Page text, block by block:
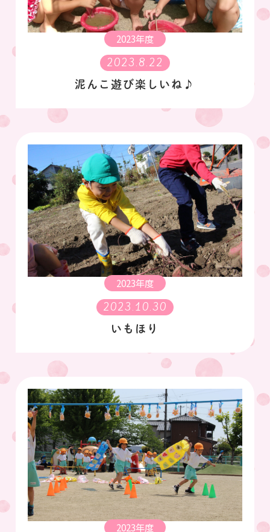
2023年度
2023.8.22
泥んこ遊び楽しいね♪
2023年度
2023.10.30
いもほり
2023年度